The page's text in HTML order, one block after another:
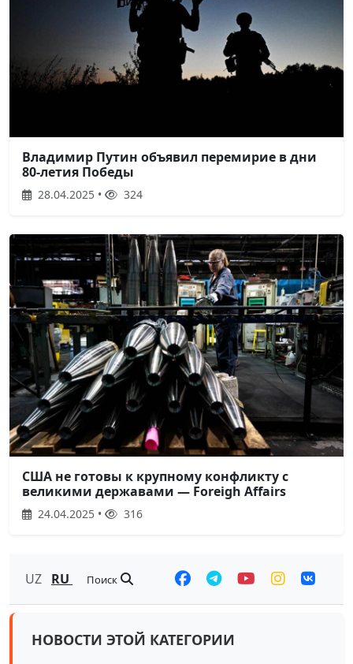
Владимир Путин объявил перемирие в дни
80-летия Победы
28.04.2025 • 324
США не готовы к крупному конфликту с
великими державами — Foreigh Affairs
24.04.2025 • 316
UZ RU Поиск
НОВОСТИ ЭТОЙ КАТЕГОРИИ